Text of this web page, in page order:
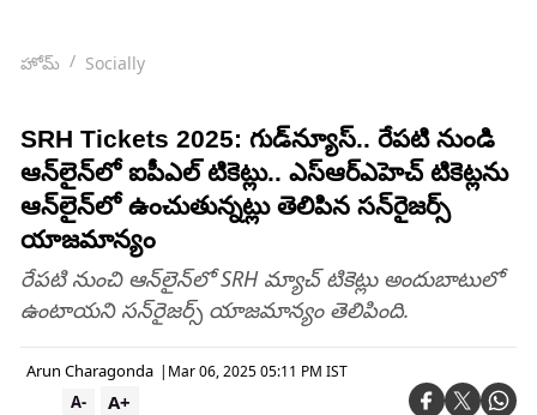
హోమ్ Socially
SRH Tickets 2025: గుడ్‌న్యూస్.. రేపటి నుండి
ఆన్‌లైన్‌లో ఐపీఎల్ టికెట్లు.. ఎస్‌ఆర్‌ఎహెచ్‌ టికెట్లను
ఆన్‌లైన్‌లో ఉంచుతున్నట్లు తెలిపిన సన్‌రైజర్స్
యాజమాన్యం
రేపటి నుంచి ఆన్‌లైన్‌లో SRH మ్యాచ్ టికెట్లు అందుబాటులో
ఉంటాయని సన్‌రైజర్స్ యాజమాన్యం తెలిపింది.
Arun Charagonda | Mar 06, 2025 05:11 PM IST
A+
A-